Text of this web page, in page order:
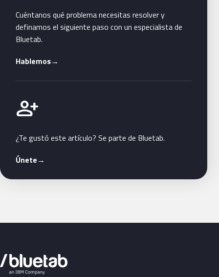
Cuéntanos qué problema necesitas resolver y
definamos el siguiente paso con un especialista de
Bluetab.
Hablemos→
person_add
Únete a Bluetab
¿Te gustó este artículo? Se parte de Bluetab.
Únete→